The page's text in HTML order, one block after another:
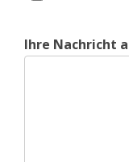
Ihre Nachricht